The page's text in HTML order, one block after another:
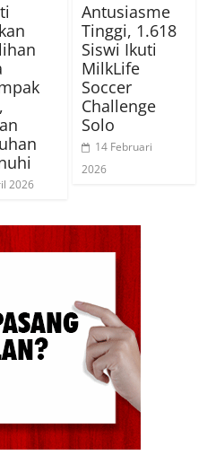
2026
Antusiasme
Tinggi, 1.618
Siswi Ikuti
MilkLife
Soccer
Challenge
Solo
14 Februari
2026